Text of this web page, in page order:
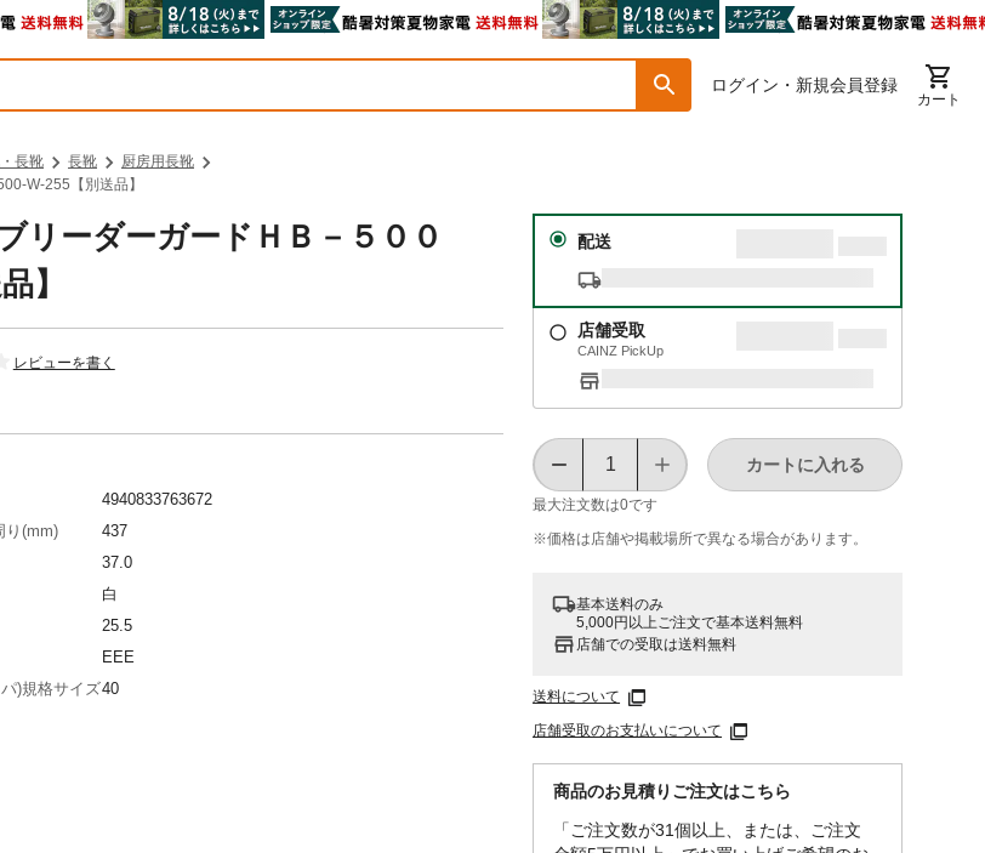
ログイン・新規会員登録
カート
長靴 長靴
厨房用長靴
W-255【別送品】
リーダーガードＨＢ－５００
】
レビューを書く
配送
店舗受取
CAINZ PickUp
最大注文数は0です
カートに入れる
※価格は​店舗や​掲載場所で​異なる​場合が​あります。
基本送料のみ
5,000円以上ご注文で基本送料無料
店舗での受取は送料無料
送料について
店舗受取のお支払いについて
商品のお見積りご注文はこちら
「ご注文数が31個以上、または、ご注文
4940833763672
り(mm)
437
37.0
白
25.5
EEE
)規格サイズ40